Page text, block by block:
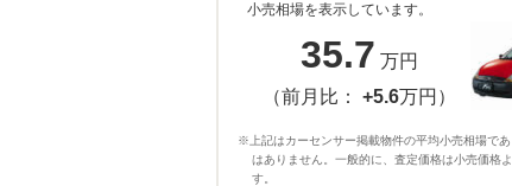
小売相場を表示しています。
35.7 万円
（前月比： +5.6万円）
※上記はカーセンサー掲載物件の平均小売相場で
はありません。一般的に、査定価格は小売価格
す。